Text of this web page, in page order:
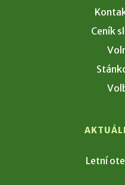
Ceník
Letní